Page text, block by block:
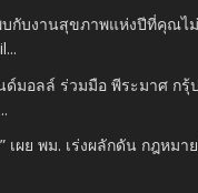
บกับงานสุขภาพแห่งปีที่คุณไ
ด์มอลล์ ร่วมมือ พีระมาศ ก
เผย พม. เร่งผลักดัน กฎหมา